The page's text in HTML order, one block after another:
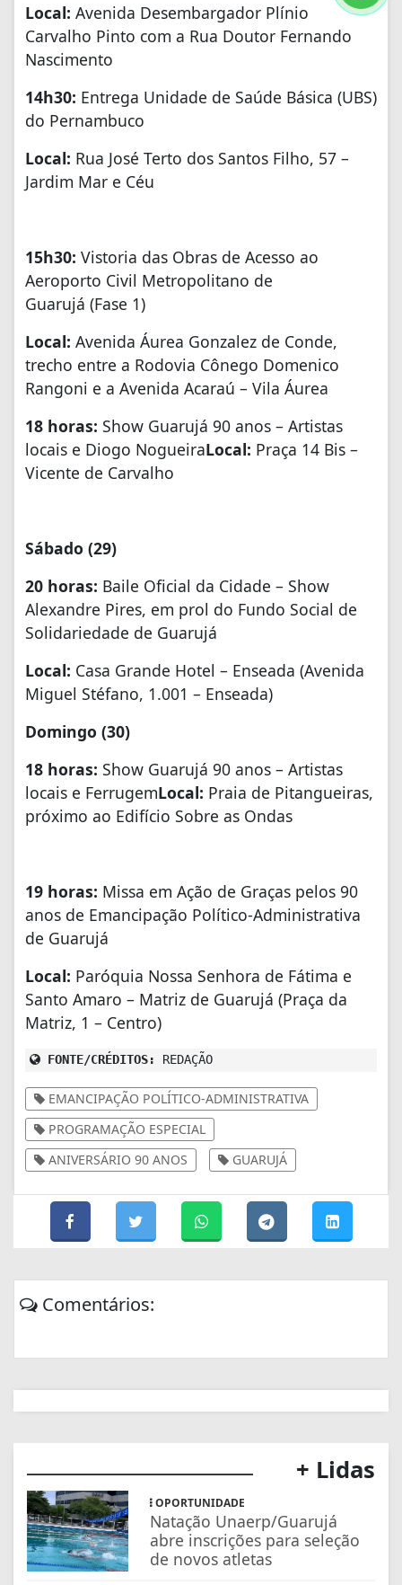
Local: Avenida Desembargador Plínio
Carvalho Pinto com a Rua Doutor Fernando
Nascimento
14h30: Entrega Unidade de Saúde Básica (UBS)
do Pernambuco
Local: Rua José Terto dos Santos Filho, 57 –
Jardim Mar e Céu
15h30: Vistoria das Obras de Acesso ao
Aeroporto Civil Metropolitano de
Guarujá (Fase 1)
Local: Avenida Áurea Gonzalez de Conde,
trecho entre a Rodovia Cônego Domenico
Rangoni e a Avenida Acaraú – Vila Áurea
18 horas: Show Guarujá 90 anos – Artistas
locais e Diogo NogueiraLocal: Praça 14 Bis –
Vicente de Carvalho
Sábado (29)
20 horas: Baile Oficial da Cidade – Show
Alexandre Pires, em prol do Fundo Social de
Solidariedade de Guarujá
Local: Casa Grande Hotel – Enseada (Avenida
Miguel Stéfano, 1.001 – Enseada)
Domingo (30)
18 horas: Show Guarujá 90 anos – Artistas
locais e FerrugemLocal: Praia de Pitangueiras,
próximo ao Edifício Sobre as Ondas
19 horas: Missa em Ação de Graças pelos 90
anos de Emancipação Político-Administrativa
de Guarujá
Local: Paróquia Nossa Senhora de Fátima e
Santo Amaro – Matriz de Guarujá (Praça da
Matriz, 1 – Centro)
FONTE/CRÉDITOS: REDAÇÃO
EMANCIPAÇÃO POLÍTICO-ADMINISTRATIVA
PROGRAMAÇÃO ESPECIAL
ANIVERSÁRIO 90 ANOS
GUARUJÁ
Comentários:
+ Lidas
OPORTUNIDADE
Natação Unaerp/Guarujá
abre inscrições para seleção
de novos atletas